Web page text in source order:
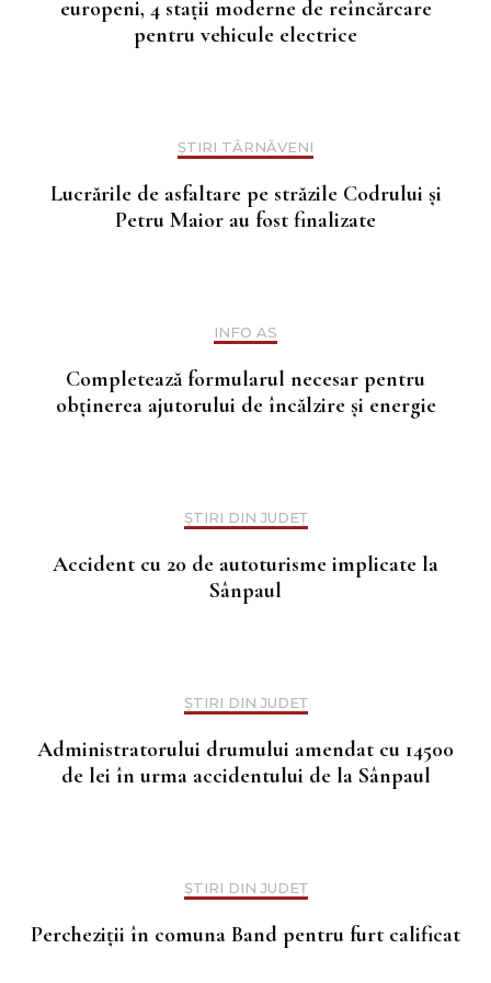
europeni, 4 stații moderne de reîncărcare
pentru vehicule electrice
ȘTIRI TÂRNĂVENI
Lucrările de asfaltare pe străzile Codrului și
Petru Maior au fost finalizate
INFO AS
Completează formularul necesar pentru
obținerea ajutorului de încălzire și energie
ȘTIRI DIN JUDEȚ
Accident cu 20 de autoturisme implicate la
Sânpaul
ȘTIRI DIN JUDEȚ
Administratorului drumului amendat cu 14500
de lei în urma accidentului de la Sânpaul
ȘTIRI DIN JUDEȚ
Percheziții în comuna Band pentru furt calificat